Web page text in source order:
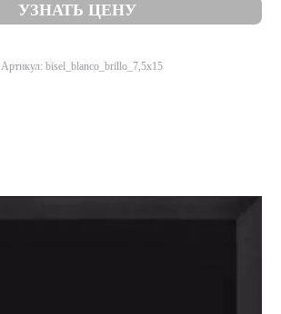
УЗНАТЬ ЦЕНУ
Артикул: bisel_blanco_brillo_7,5x15